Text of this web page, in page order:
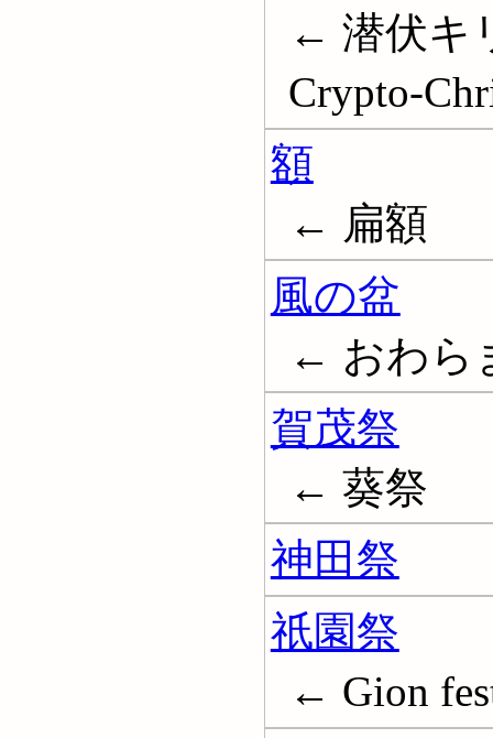
← 潜伏キ
Crypto-
額
← 扁額
風の盆
← おわら
賀茂祭
← 葵祭
神田祭
祇園祭
← Gion